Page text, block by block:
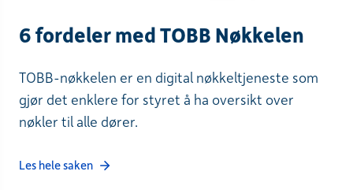
6 fordeler med TOBB Nøkkelen
TOBB-nøkkelen er en digital nøkkeltjeneste som
gjør det enklere for styret å ha oversikt over
nøkler til alle dører.
Les hele saken